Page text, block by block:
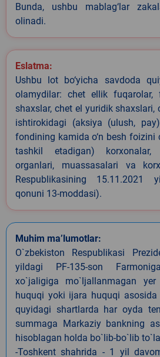
Bunda, ushbu mablag‘lar
olinadi.
Eslatma:
Ushbu lot bo‘yicha savdoda
olamydilar: chet ellik fuqarolar,
shaxslar, chet el yuridik
ishtirokidagi (aksiya (ulush,
fondining kamida o‘n besh foizini
tashkil etadigan) korxonalar,
organlari, muassasalari va
Respublikasining 15.11.2021
qonuni 13-moddasi).
Muhim ma’lumotlar:
O`zbekiston Respublikasi
yildagi PF-135-son
xo`jaligiga mo`ljallanmagan
huquqi yoki ijara huquqi
quyidagi shartlarda har oyda
summaga Markaziy bankning
hisoblagan holda bo`lib-bo`lib
-Toshkent shahrida - 1 yil